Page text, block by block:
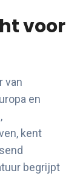
voor
van
en
kent
begrijpt